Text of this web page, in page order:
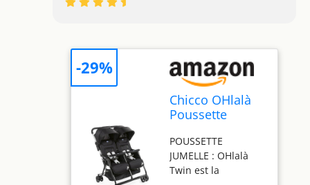
Chicco OHlalà
Poussette
Tandem, Légère
Inclinable et
Pliable, pour
POUSSETTE
JUMELLE : OHlalà
Twin est la
-29%